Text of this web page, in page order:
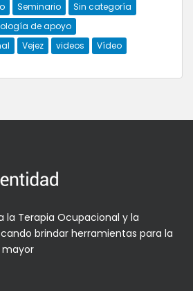
Seminario
Sin categoría
de apoyo
Vejez videos Vídeo
la Terapia Ocupacional y la
brindar herramientas para la